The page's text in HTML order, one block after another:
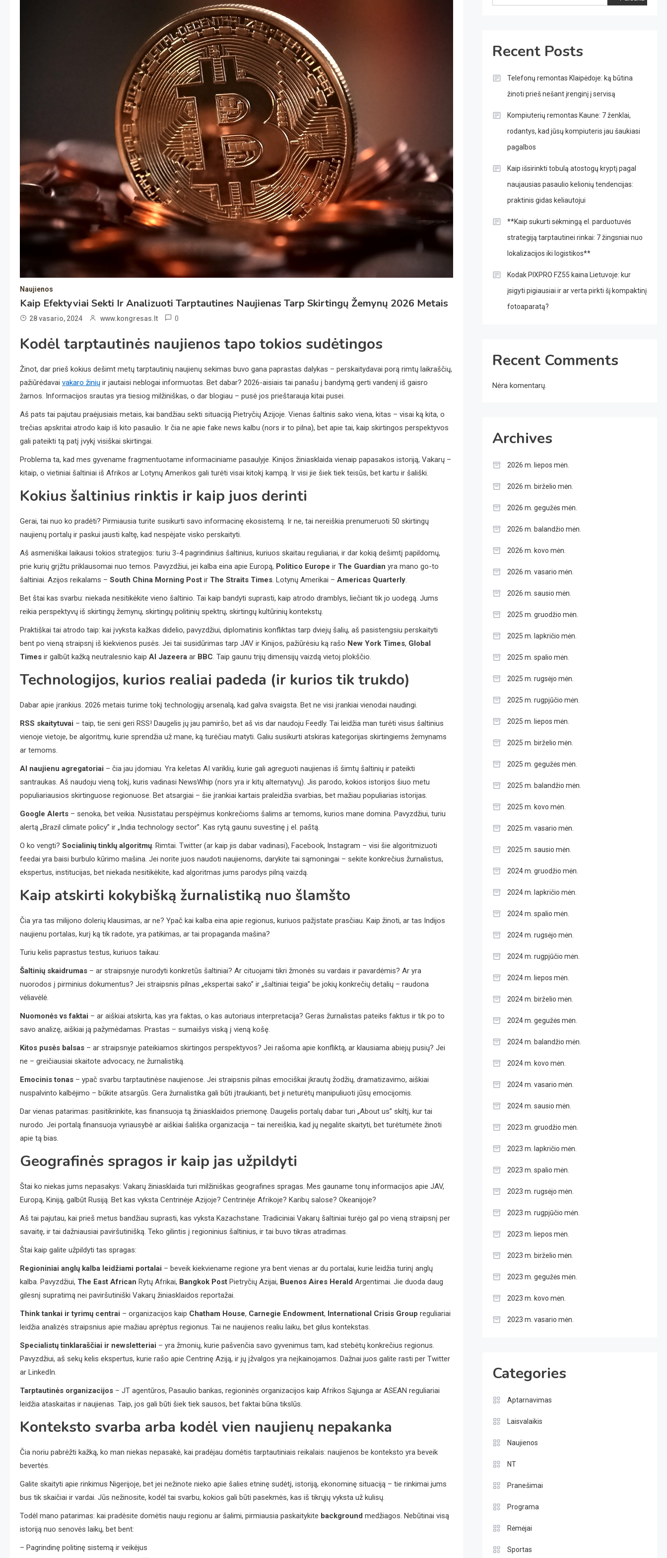
Naujienos
Kaip Efektyviai Sekti Ir Analizuoti Tarptautines Naujienas Tarp Skirtingų Žemynų 2026 Metais
28 vasario, 2024 www.kongresas.lt 0
Kodėl tarptautinės naujienos tapo tokios sudėtingos
Žinot, dar prieš kokius dešimt metų tarptautinių naujienų sekimas buvo gana paprastas dalykas – perskaitydavai porą rimtų laikraščių,
pažiūrėdavai vakaro žinių ir jautaisi neblogai informuotas. Bet dabar? 2026-aisiais tai panašu į bandymą gerti vandenį iš gaisro
žarnos. Informacijos srautas yra tiesiog milžiniškas, o dar blogiau – pusė jos prieštarauja kitai pusei.
Aš pats tai pajutau praėjusiais metais, kai bandžiau sekti situaciją Pietryčių Azijoje. Vienas šaltinis sako viena, kitas – visai ką kita, o
trečias apskritai atrodo kaip iš kito pasaulio. Ir čia ne apie fake news kalbu (nors ir to pilna), bet apie tai, kaip skirtingos perspektyvos
gali pateikti tą patį įvykį visiškai skirtingai.
Problema ta, kad mes gyvename fragmentuotame informaciniame pasaulyje. Kinijos žiniasklaida vienaip papasakos istoriją, Vakarų –
kitaip, o vietiniai šaltiniai iš Afrikos ar Lotynų Amerikos gali turėti visai kitokį kampą. Ir visi jie šiek tiek teisūs, bet kartu ir šališki.
Kokius šaltinius rinktis ir kaip juos derinti
Gerai, tai nuo ko pradėti? Pirmiausia turite susikurti savo informacinę ekosistemą. Ir ne, tai nereiškia prenumeruoti 50 skirtingų
naujienų portalų ir paskui jausti kaltę, kad nespėjate visko perskaityti.
Aš asmeniškai laikausi tokios strategijos: turiu 3-4 pagrindinius šaltinius, kuriuos skaitau reguliariai, ir dar kokią dešimtį papildomų,
prie kurių grįžtu priklausomai nuo temos. Pavyzdžiui, jei kalba eina apie Europą, Politico Europe ir The Guardian yra mano go-to
šaltiniai. Azijos reikalams – South China Morning Post ir The Straits Times. Lotynų Amerikai – Americas Quarterly.
Bet štai kas svarbu: niekada nesitikėkite vieno šaltinio. Tai kaip bandyti suprasti, kaip atrodo dramblys, liečiant tik jo uodegą. Jums
reikia perspektyvų iš skirtingų žemynų, skirtingų politinių spektrų, skirtingų kultūrinių kontekstų.
Praktiškai tai atrodo taip: kai įvyksta kažkas didelio, pavyzdžiui, diplomatinis konfliktas tarp dviejų šalių, aš pasistengsiu perskaityti
bent po vieną straipsnį iš kiekvienos pusės. Jei tai susidūrimas tarp JAV ir Kinijos, pažiūrėsiu ką rašo New York Times, Global
Times ir galbūt kažką neutralesnio kaip Al Jazeera ar BBC. Taip gaunu trijų dimensijų vaizdą vietoj plokščio.
Technologijos, kurios realiai padeda (ir kurios tik trukdo)
Dabar apie įrankius. 2026 metais turime tokį technologijų arsenalą, kad galva svaigsta. Bet ne visi įrankiai vienodai naudingi.
RSS skaitytuvai – taip, tie seni geri RSS! Daugelis jų jau pamiršo, bet aš vis dar naudoju Feedly. Tai leidžia man turėti visus šaltinius
vienoje vietoje, be algoritmų, kurie sprendžia už mane, ką turėčiau matyti. Galiu susikurti atskiras kategorijas skirtingiems žemynams
ar temoms.
AI naujienu agregatoriai – čia jau įdomiau. Yra keletas AI variklių, kurie gali agreguoti naujienas iš šimtų šaltinių ir pateikti
santraukas. Aš naudoju vieną tokį, kuris vadinasi NewsWhip (nors yra ir kitų alternatyvų). Jis parodo, kokios istorijos šiuo metu
populiariausios skirtinguose regionuose. Bet atsargiai – šie įrankiai kartais praleidžia svarbias, bet mažiau populiarias istorijas.
Google Alerts – senoka, bet veikia. Nusistatau perspėjimus konkrečioms šalims ar temoms, kurios mane domina. Pavyzdžiui, turiu
alertą „Brazil climate policy” ir „India technology sector”. Kas rytą gaunu suvestinę į el. paštą.
O ko vengti? Socialinių tinklų algoritmų. Rimtai. Twitter (ar kaip jis dabar vadinasi), Facebook, Instagram – visi šie algoritmizuoti
feedai yra baisi burbulo kūrimo mašina. Jei norite juos naudoti naujienoms, darykite tai sąmoningai – sekite konkrečius žurnalistus,
ekspertus, institucijas, bet niekada nesitikėkite, kad algoritmas jums parodys pilną vaizdą.
Kaip atskirti kokybišką žurnalistiką nuo šlamšto
Čia yra tas milijono dolerių klausimas, ar ne? Ypač kai kalba eina apie regionus, kuriuos pažįstate prasčiau. Kaip žinoti, ar tas Indijos
naujienu portalas, kurį ką tik radote, yra patikimas, ar tai propaganda mašina?
Turiu kelis paprastus testus, kuriuos taikau:
Šaltinių skaidrumas – ar straipsnyje nurodyti konkretūs šaltiniai? Ar cituojami tikri žmonės su vardais ir pavardėmis? Ar yra
nuorodos į pirminius dokumentus? Jei straipsnis pilnas „ekspertai sako” ir „šaltiniai teigia” be jokių konkrečių detalių – raudona
vėliavėlė.
Nuomonės vs faktai – ar aiškiai atskirta, kas yra faktas, o kas autoriaus interpretacija? Geras žurnalistas pateiks faktus ir tik po to
savo analizę, aiškiai ją pažymėdamas. Prastas – sumaišys viską į vieną košę.
Kitos pusės balsas – ar straipsnyje pateikiamos skirtingos perspektyvos? Jei rašoma apie konfliktą, ar klausiama abiejų pusių? Jei
ne – greičiausiai skaitote advocacy, ne žurnalistiką.
Emocinis tonas – ypač svarbu tarptautinėse naujienose. Jei straipsnis pilnas emociškai įkrautų žodžių, dramatizavimo, aiškiai
nuspalvinto kalbėjimo – būkite atsargūs. Gera žurnalistika gali būti įtraukianti, bet ji neturėtų manipuliuoti jūsų emocijomis.
Dar vienas patarimas: pasitikrinkite, kas finansuoja tą žiniasklaidos priemonę. Daugelis portalų dabar turi „About us” skiltį, kur tai
nurodo. Jei portalą finansuoja vyriausybė ar aiškiai šališka organizacija – tai nereiškia, kad jų negalite skaityti, bet turėtumėte žinoti
apie tą bias.
Geografinės spragos ir kaip jas užpildyti
Štai ko niekas jums nepasakys: Vakarų žiniasklaida turi milžiniškas geografines spragas. Mes gauname tonų informacijos apie JAV,
Europą, Kiniją, galbūt Rusiją. Bet kas vyksta Centrinėje Azijoje? Centrinėje Afrikoje? Karibų salose? Okeanijoje?
Aš tai pajutau, kai prieš metus bandžiau suprasti, kas vyksta Kazachstane. Tradiciniai Vakarų šaltiniai turėjo gal po vieną straipsnį per
savaitę, ir tai dažniausiai paviršutinišką. Teko gilintis į regioninius šaltinius, ir tai buvo tikras atradimas.
Štai kaip galite užpildyti tas spragas:
Regioniniai anglų kalba leidžiami portalai – beveik kiekviename regione yra bent vienas ar du portalai, kurie leidžia turinį anglų
kalba. Pavyzdžiui, The East African Rytų Afrikai, Bangkok Post Pietryčių Azijai, Buenos Aires Herald Argentimai. Jie duoda daug
gilesnį supratimą nei paviršutiniški Vakarų žiniasklaidos reportažai.
Think tankai ir tyrimų centrai – organizacijos kaip Chatham House, Carnegie Endowment, International Crisis Group reguliariai
leidžia analizės straipsnius apie mažiau aprėptus regionus. Tai ne naujienos realiu laiku, bet gilus kontekstas.
Specialistų tinklaraščiai ir newsletteriai – yra žmonių, kurie pašvenčia savo gyvenimus tam, kad stebėtų konkrečius regionus.
Pavyzdžiui, aš sekų kelis ekspertus, kurie rašo apie Centrinę Aziją, ir jų įžvalgos yra neįkainojamos. Dažnai juos galite rasti per Twitter
ar LinkedIn.
Tarptautinės organizacijos – JT agentūros, Pasaulio bankas, regioninės organizacijos kaip Afrikos Sąjunga ar ASEAN reguliariai
leidžia ataskaitas ir naujienas. Taip, jos gali būti šiek tiek sausos, bet faktai būna tikslūs.
Konteksto svarba arba kodėl vien naujienų nepakanka
Čia noriu pabrėžti kažką, ko man niekas nepasakė, kai pradėjau domėtis tarptautiniais reikalais: naujienos be konteksto yra beveik
bevertės.
Galite skaityti apie rinkimus Nigerijoje, bet jei nežinote nieko apie šalies etninę sudėtį, istoriją, ekonominę situaciją – tie rinkimai jums
bus tik skaičiai ir vardai. Jūs nežinosite, kodėl tai svarbu, kokios gali būti pasekmės, kas iš tikrųjų vyksta už kulisų.
Todėl mano patarimas: kai pradėsite domėtis nauju regionu ar šalimi, pirmiausia paskaitykite background medžiagos. Nebūtinai visą
istoriją nuo senovės laikų, bet bent:
– Pagrindinę politinę sistemą ir veikėjus
Recent Posts
Telefonų remontas Klaipėdoje: ką būtina
žinoti prieš nešant įrenginį į servisą
Kompiuterių remontas Kaune: 7 ženklai,
rodantys, kad jūsų kompiuteris jau šaukiasi
pagalbos
Kaip išsirinkti tobulą atostogų kryptį pagal
naujausias pasaulio kelionių tendencijas:
praktinis gidas keliautojui
**Kaip sukurti sėkmingą el. parduotuvės
strategiją tarptautinei rinkai: 7 žingsniai nuo
lokalizacijos iki logistikos**
Kodak PIXPRO FZ55 kaina Lietuvoje: kur
įsigyti pigiausiai ir ar verta pirkti šį kompaktinį
fotoaparatą?
Recent Comments
Nėra komentarų.
Archives
2026 m. liepos mėn.
2026 m. birželio mėn.
2026 m. gegužės mėn.
2026 m. balandžio mėn.
2026 m. kovo mėn.
2026 m. vasario mėn.
2026 m. sausio mėn.
2025 m. gruodžio mėn.
2025 m. lapkričio mėn.
2025 m. spalio mėn.
2025 m. rugsėjo mėn.
2025 m. rugpjūčio mėn.
2025 m. liepos mėn.
2025 m. birželio mėn.
2025 m. gegužės mėn.
2025 m. balandžio mėn.
2025 m. kovo mėn.
2025 m. vasario mėn.
2025 m. sausio mėn.
2024 m. gruodžio mėn.
2024 m. lapkričio mėn.
2024 m. spalio mėn.
2024 m. rugsėjo mėn.
2024 m. rugpjūčio mėn.
2024 m. liepos mėn.
2024 m. birželio mėn.
2024 m. gegužės mėn.
2024 m. balandžio mėn.
2024 m. kovo mėn.
2024 m. vasario mėn.
2024 m. sausio mėn.
2023 m. gruodžio mėn.
2023 m. lapkričio mėn.
2023 m. spalio mėn.
2023 m. rugsėjo mėn.
2023 m. rugpjūčio mėn.
2023 m. liepos mėn.
2023 m. birželio mėn.
2023 m. gegužės mėn.
2023 m. kovo mėn.
2023 m. vasario mėn.
Categories
Aptarnavimas
Laisvalaikis
Naujienos
NT
Pranešimai
Programa
Rėmėjai
Sportas